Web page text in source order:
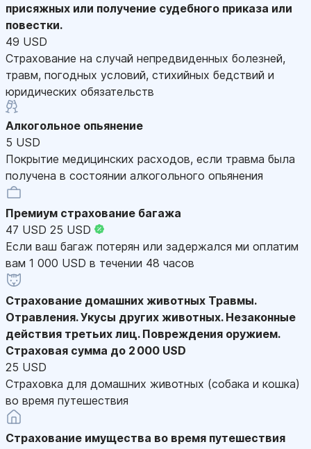
присяжных или получение судебного приказа или
повестки.
49 USD
Страхование на случай непредвиденных болезней,
травм, погодных условий, стихийных бедствий и
юридических обязательств
Алкогольное опьянение
5 USD
Покрытие медицинских расходов, если травма была
получена в состоянии алкогольного опьянения
Премиум страхование багажа
47 USD 25 USD
Если ваш багаж потерян или задержался ми оплатим
вам 1 000 USD в течении 48 часов
Страхование домашних животных Травмы.
Отравления. Укусы других животных. Незаконные
действия третьих лиц. Повреждения оружием.
Страховая сумма до 2 000 USD
25 USD
Страховка для домашних животных (собака и кошка)
во время путешествия
Страхование имущества во время путешествия